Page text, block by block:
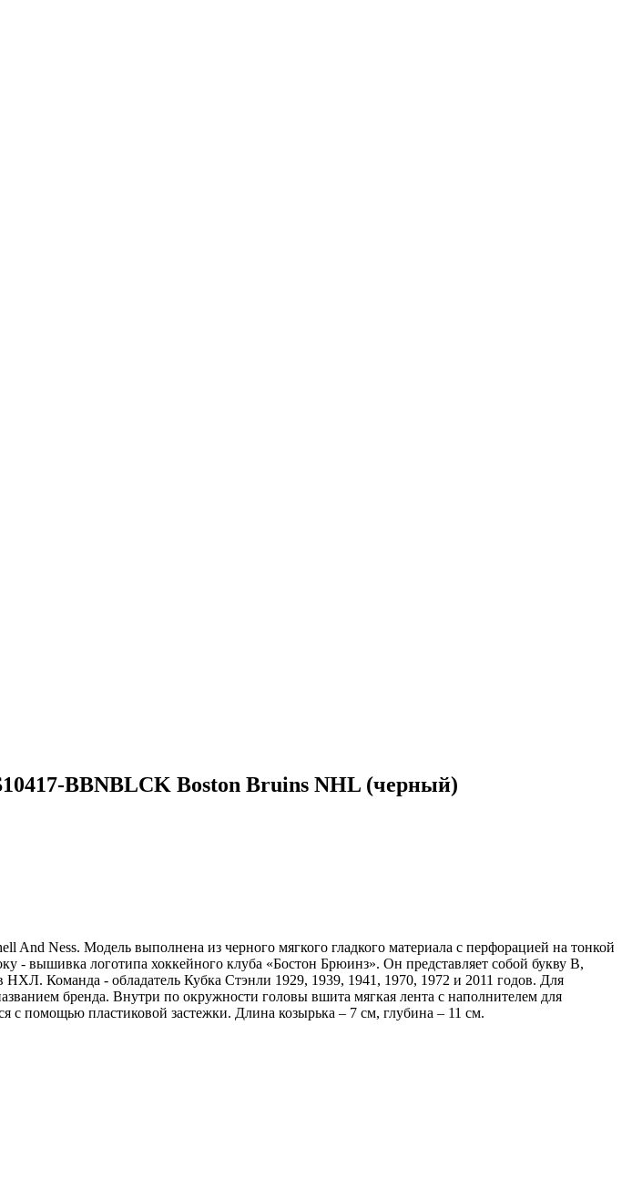
BBNBLCK Boston Bruins NHL (черный)
Ness. Модель выполнена из черного мягкого гладкого материала с перфорацией на тонкой
- вышивка логотипа хоккейного клуба «Бостон Брюинз». Он представляет собой букву B,
Команда - обладатель Кубка Стэнли 1929, 1939, 1941, 1970, 1972 и 2011 годов. Для
бренда. Внутри по окружности головы вшита мягкая лента с наполнителем для
помощью пластиковой застежки. Длина козырька – 7 см, глубина – 11 см.